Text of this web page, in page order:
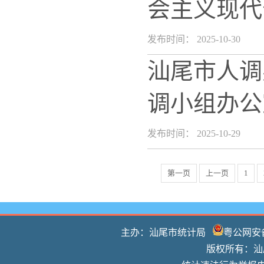
会主义现
发布时间： 2025-10-30
汕尾市人
调小组办
发布时间： 2025-10-29
第一页 上一页 1
主办：汕尾市统计局
粤公网安
版权所有：